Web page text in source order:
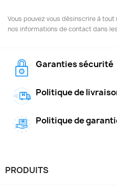
Vous pouvez vous désinscrire à
nos informations de contact dans
Garanties sécurité
Politique de
Politique de
PRODUITS